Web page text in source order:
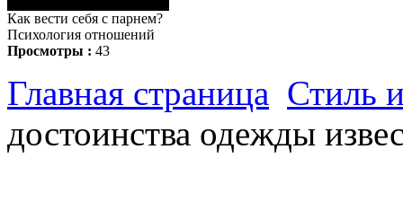
Как вести себя с парнем?
Психология отношений
Просмотры : 43
Главная страница Стиль
достоинства одежды